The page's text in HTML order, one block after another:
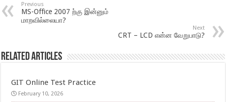
Previous
MS-Office 2007 ற்கு இன்னும்
மாறவில்லையா?
Next
CRT – LCD என்ன வேறுபாடு?
Related Articles
GIT Online Test Practice
February 10, 2026